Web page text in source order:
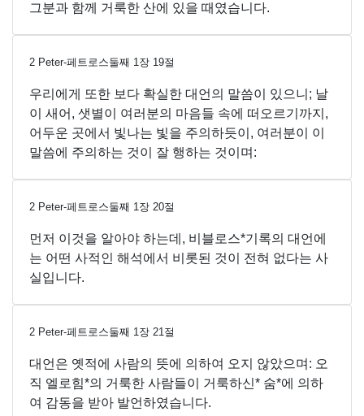
그분과 함께 거룩한 산에 있을 때였습니다.
2 Peter-페트로스둘째 1장 19절
우리에게 또한 보다 확실한 대언의 말씀이 있으니; 날
이 새어, 샛별이 여러분의 마음들 속에 떠오르기까지,
어두운 곳에서 빛나는 빛을 주의하듯이, 여러분이 이
말씀에 주의하는 것이 잘 행하는 것이며:
2 Peter-페트로스둘째 1장 20절
먼저 이것을 알아야 하는데, 비블로스*기록의 대언에
는 어떤 사적인 해석에서 비롯된 것이 전혀 없다는 사
실입니다.
2 Peter-페트로스둘째 1장 21절
대언은 옛적에 사람의 뜻에 의하여 오지 않았으며: 오
직 엘로힘*의 거룩한 사람들이 거룩하신* 숨*에 의하
여 감동을 받아 발언하였습니다.